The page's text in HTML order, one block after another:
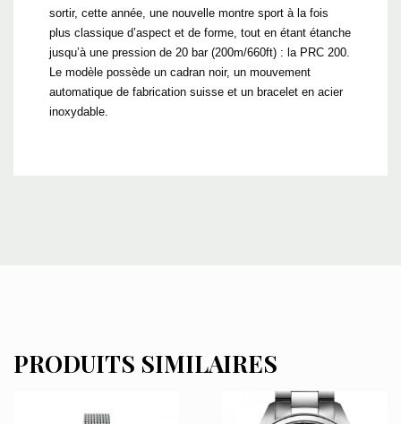
sortir, cette année, une nouvelle montre sport à la fois
plus classique d’aspect et de forme, tout en étant étanche
jusqu’à une pression de 20 bar (200m/660ft) : la PRC 200.
Le modèle possède un cadran noir, un mouvement
automatique de fabrication suisse et un bracelet en acier
inoxydable.
PRODUITS SIMILAIRES